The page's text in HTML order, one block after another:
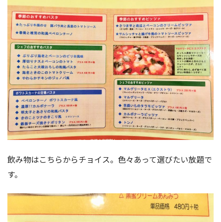
飲み物はこちらからチョイス。色々あって選びたい放題で
す。